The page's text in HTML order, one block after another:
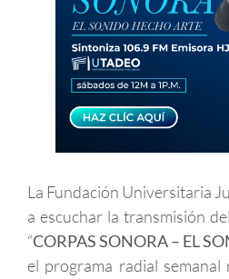
La Fundación Universitaria
a escuchar la transmisión
“CORPAS SONORA – EL
el programa radial